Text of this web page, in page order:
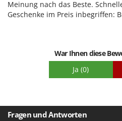
Meinung nach das Beste.
Geschenke im Preis inbegriffen:
War Ihnen diese
Ja (0)
Fragen und Antworten